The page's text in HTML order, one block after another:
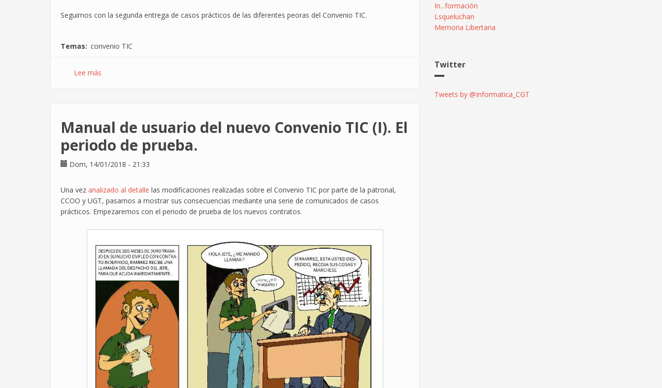
las
categorías
Seguimos con la segunda entrega de casos prácticos de las diferentes peoras del Convenio TIC.
Temas convenio TIC
Lee más
#ConvenioTIC
(II).
No
que
dinero,
es
que
en
negativo.
Manual de usuario del nuevo Convenio TIC (I). El
periodo de prueba.
Dom, 14/01/2018 - 21:33
Una vez analizado al detalle las modificaciones realizadas sobre el Convenio TIC por parte de la patronal,
CCOO y UGT, pasamos a mostrar sus consecuencias mediante una serie de comunicados de casos
prácticos. Empezaremos con el periodo de prueba de los nuevos contratos.
In...formación
Lsqueluchan
Memoria Libertaria
Twitter
Tweets by @Informatica_CGT